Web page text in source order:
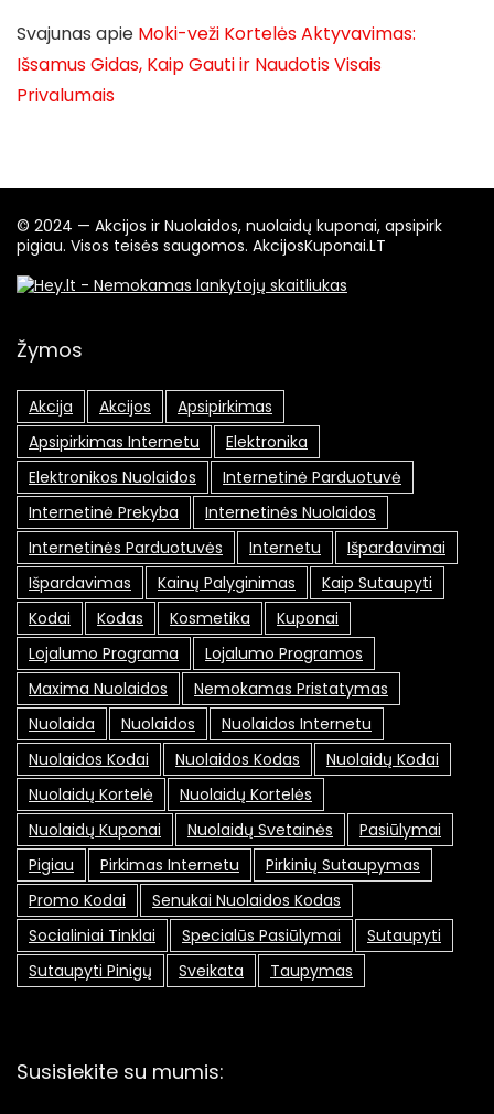
Svajunas apie Moki-veži Kortelės Aktyvavimas:
Išsamus Gidas, Kaip Gauti ir Naudotis Visais
Privalumais
© 2024 — Akcijos ir Nuolaidos, nuolaidų kuponai, apsipirk
pigiau. Visos teisės saugomos. AkcijosKuponai.LT
Žymos
Akcija Akcijos
Apsipirkimas
Apsipirkimas Internetu
Elektronika
Elektronikos Nuolaidos
Internetinė Parduotuvė
Internetinė Prekyba
Internetinės Nuolaidos
Internetinės Parduotuvės
Internetu
Išpardavimai
Išpardavimas
Kainų Palyginimas
Kaip Sutaupyti
Kodai
Kodas Kosmetika
Kuponai
Lojalumo Programa
Lojalumo Programos
Maxima Nuolaidos
Nemokamas Pristatymas
Nuolaida
Nuolaidos
Nuolaidos Internetu
Nuolaidos Kodai
Nuolaidos Kodas
Nuolaidų Kodai
Nuolaidų Kortelė
Nuolaidų Kortelės
Nuolaidų Kuponai
Nuolaidų Svetainės
Pasiūlymai
Pigiau
Pirkimas Internetu
Pirkinių Sutaupymas
Promo Kodai
Senukai Nuolaidos Kodas
Socialiniai Tinklai
Specialūs Pasiūlymai
Sutaupyti
Sutaupyti Pinigų
Sveikata Taupymas
Susisiekite su mumis: